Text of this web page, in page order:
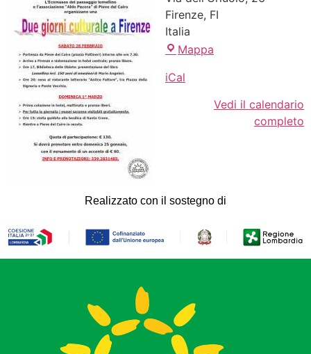
Firenze, FI
Italia
Mappa
iCal
Vedi il calendario
completo
Realizzato con il sostegno di